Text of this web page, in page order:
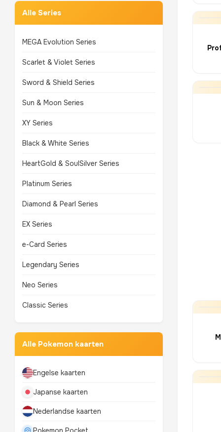
Alle Series
MEGA Evolution Series
Scarlet & Violet Series
Sword & Shield Series
Sun & Moon Series
XY Series
Black & White Series
HeartGold & SoulSilver Series
Platinum Series
Diamond & Pearl Series
EX Series
e-Card Series
Legendary Series
Neo Series
Classic Series
Alle Pokemon kaarten
Engelse kaarten
Japanse kaarten
Nederlandse kaarten